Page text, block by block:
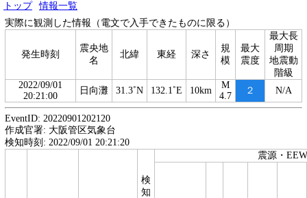
トップ
情報一覧
実際に観測した情報（電文で入手できたものに限る）
発生時刻
震央地
名
北緯 東経 深さ
規
模
最大
震度
最大長
周期
地震動
階級
2022/09/01
20:21:00
日向灘 31.3˚N 132.1˚E 10km
M
4.7
２ N/A
EventID: 20220901202120
作成官署: 大阪管区気象台
検知時刻: 2022/09/01 20:21:20
検
知
震源・